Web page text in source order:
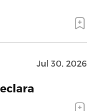
Jul 30, 2026